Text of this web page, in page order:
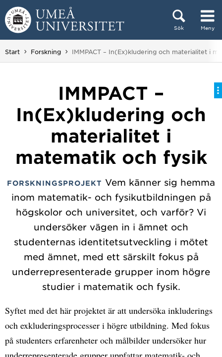
Hoppa direkt till innehållet
Sök Meny
Huvudmenyn dold.
Start Forskning Du är här:
IMMPACT – In(Ex)kludering och materialitet i
IMMPACT –
In(Ex)kludering och
materialitet i
matematik och fysik
FORSKNINGSPROJEKT Vem känner sig hemma
inom matematik- och fysikutbildningen på
högskolor och universitet, och varför? Vi
undersöker vägen in i ämnet och
studenternas identitetsutveckling i mötet
med ämnet, med ett särskilt fokus på
underrepresenterade grupper inom högre
studier i matematik och fysik.
Syftet med det här projektet är att undersöka inkluderings
och exkluderingsprocesser i högre utbildning. Med fokus
på studenters erfarenheter och målbilder undersöker hur